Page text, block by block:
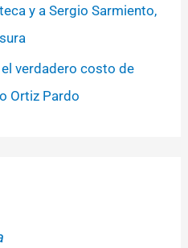
y a Sergio Sarmiento,
verdadero costo de
Ortiz Pardo